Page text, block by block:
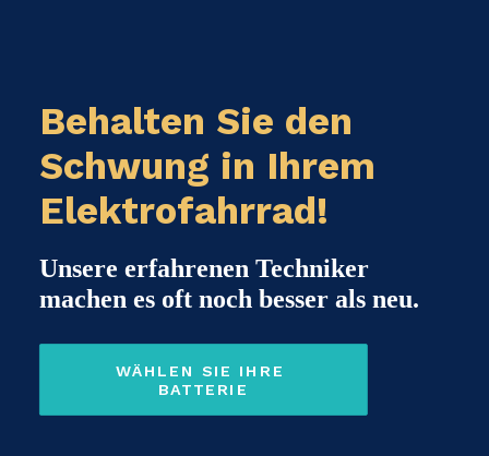
Behalten Sie den
Schwung in Ihrem
Elektrofahrrad!
Unsere erfahrenen Techniker
machen es oft noch besser als neu.
WÄHLEN SIE IHRE
BATTERIE